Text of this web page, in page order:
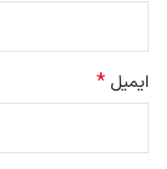
ایمیل *